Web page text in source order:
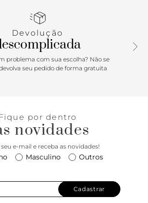
Devolução
problema com sua escolha? Não se
seu pedido de forma gratuita
Fique por dentro
novidades
e-mail e receba as novidades!
Masculino Outros
Cadastrar